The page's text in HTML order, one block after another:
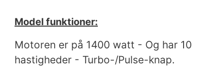
Model funktioner:
Motoren er på 1400 watt - Og har 10
hastigheder - Turbo-/Pulse-knap.